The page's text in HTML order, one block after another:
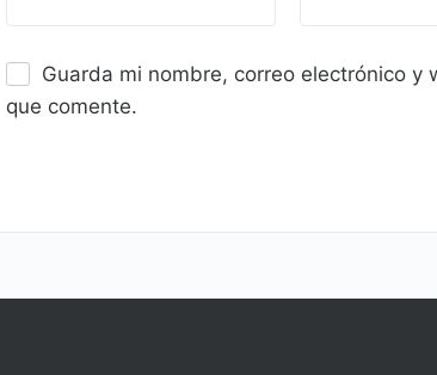
Guarda mi nombre, correo electrónico
que comente.